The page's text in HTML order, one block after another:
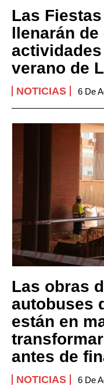
Las
llenarán
verano de
NOTICIAS 6 De
Las obras
autobuses
están en
antes de
NOTICIAS 6 De